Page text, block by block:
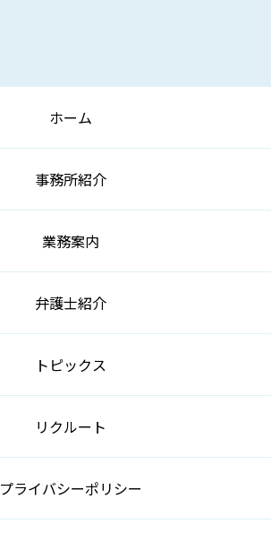
ホーム
事務所紹介
業務案内
弁護士紹介
トピックス
リクルート
プライバシーポリシー